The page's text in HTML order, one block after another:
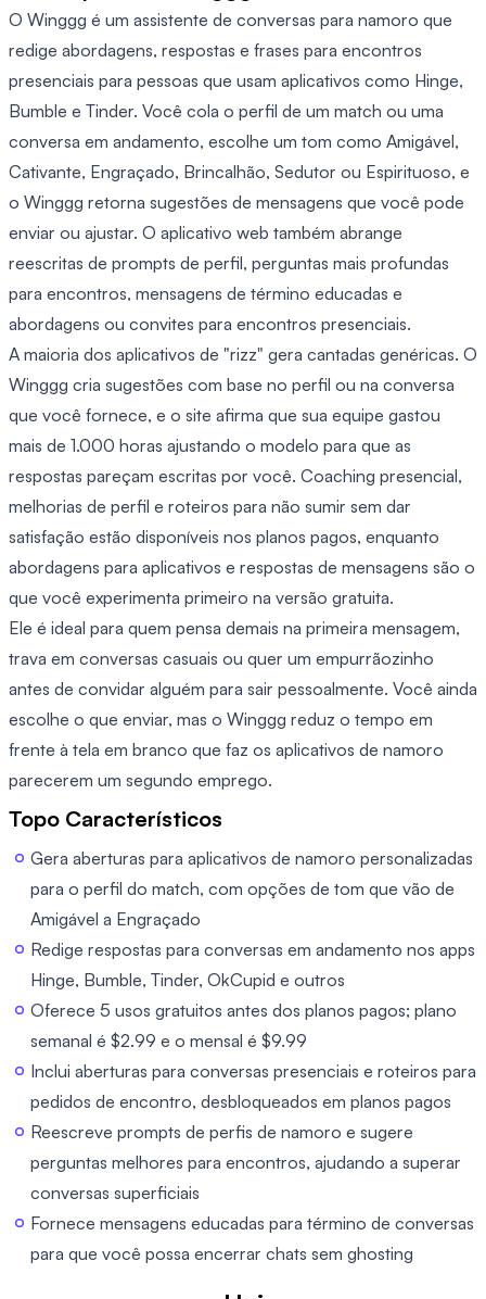
O Winggg é um assistente de conversas para namoro que
redige abordagens, respostas e frases para encontros
presenciais para pessoas que usam aplicativos como Hinge,
Bumble e Tinder. Você cola o perfil de um match ou uma
conversa em andamento, escolhe um tom como Amigável,
Cativante, Engraçado, Brincalhão, Sedutor ou Espirituoso, e
o Winggg retorna sugestões de mensagens que você pode
enviar ou ajustar. O aplicativo web também abrange
reescritas de prompts de perfil, perguntas mais profundas
para encontros, mensagens de término educadas e
abordagens ou convites para encontros presenciais.
A maioria dos aplicativos de "rizz" gera cantadas genéricas. O
Winggg cria sugestões com base no perfil ou na conversa
que você fornece, e o site afirma que sua equipe gastou
mais de 1.000 horas ajustando o modelo para que as
respostas pareçam escritas por você. Coaching presencial,
melhorias de perfil e roteiros para não sumir sem dar
satisfação estão disponíveis nos planos pagos, enquanto
abordagens para aplicativos e respostas de mensagens são o
que você experimenta primeiro na versão gratuita.
Ele é ideal para quem pensa demais na primeira mensagem,
trava em conversas casuais ou quer um empurrãozinho
antes de convidar alguém para sair pessoalmente. Você ainda
escolhe o que enviar, mas o Winggg reduz o tempo em
frente à tela em branco que faz os aplicativos de namoro
parecerem um segundo emprego.
Topo Característicos
Gera aberturas para aplicativos de namoro personalizadas
para o perfil do match, com opções de tom que vão de
Amigável a Engraçado
Redige respostas para conversas em andamento nos apps
Hinge, Bumble, Tinder, OkCupid e outros
Oferece 5 usos gratuitos antes dos planos pagos; plano
semanal é $2.99 e o mensal é $9.99
Inclui aberturas para conversas presenciais e roteiros para
pedidos de encontro, desbloqueados em planos pagos
Reescreve prompts de perfis de namoro e sugere
perguntas melhores para encontros, ajudando a superar
conversas superficiais
Fornece mensagens educadas para término de conversas
para que você possa encerrar chats sem ghosting